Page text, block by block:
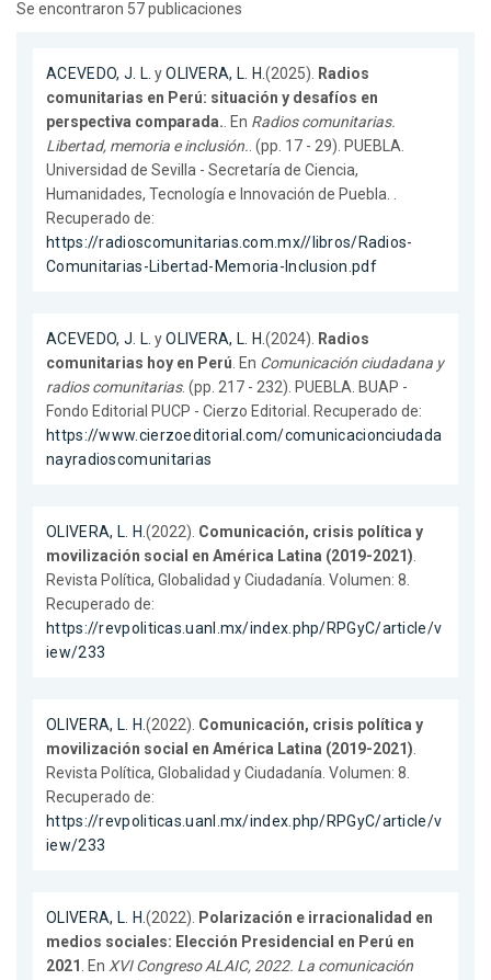
Se encontraron 57 publicaciones
ACEVEDO, J. L. yOLIVERA, L. H.(2025). Radios
comunitarias en Perú: situación y desafíos en
perspectiva comparada.. En Radios comunitarias.
Libertad, memoria e inclusión.. (pp. 17 - 29). PUEBLA.
Universidad de Sevilla - Secretaría de Ciencia,
Humanidades, Tecnología e Innovación de Puebla. .
Recuperado de:
https://radioscomunitarias.com.mx//libros/Radios-
Comunitarias-Libertad-Memoria-Inclusion.pdf
ACEVEDO, J. L. yOLIVERA, L. H.(2024). Radios
comunitarias hoy en Perú. En Comunicación ciudadana y
radios comunitarias. (pp. 217 - 232). PUEBLA. BUAP -
Fondo Editorial PUCP - Cierzo Editorial. Recuperado de:
https://www.cierzoeditorial.com/comunicacionciudada
nayradioscomunitarias
OLIVERA, L. H.(2022). Comunicación, crisis política y
movilización social en América Latina (2019-2021).
Revista Política, Globalidad y Ciudadanía. Volumen: 8.
Recuperado de:
https://revpoliticas.uanl.mx/index.php/RPGyC/article/v
iew/233
OLIVERA, L. H.(2022). Comunicación, crisis política y
movilización social en América Latina (2019-2021).
Revista Política, Globalidad y Ciudadanía. Volumen: 8.
Recuperado de:
https://revpoliticas.uanl.mx/index.php/RPGyC/article/v
iew/233
OLIVERA, L. H.(2022). Polarización e irracionalidad en
medios sociales: Elección Presidencial en Perú en
2021 . En XVI Congreso ALAIC, 2022. La comunicación